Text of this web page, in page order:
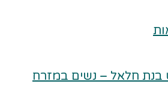
חלאל – נשים במזרח